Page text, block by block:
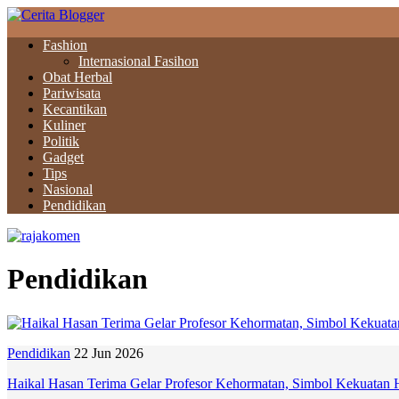
Fashion
Internasional Fasihon
Obat Herbal
Pariwisata
Kecantikan
Kuliner
Politik
Gadget
Tips
Nasional
Pendidikan
Pendidikan
Pendidikan 22 Jun 2026
Haikal Hasan Terima Gelar Profesor Kehormatan, Simbol Kekuatan